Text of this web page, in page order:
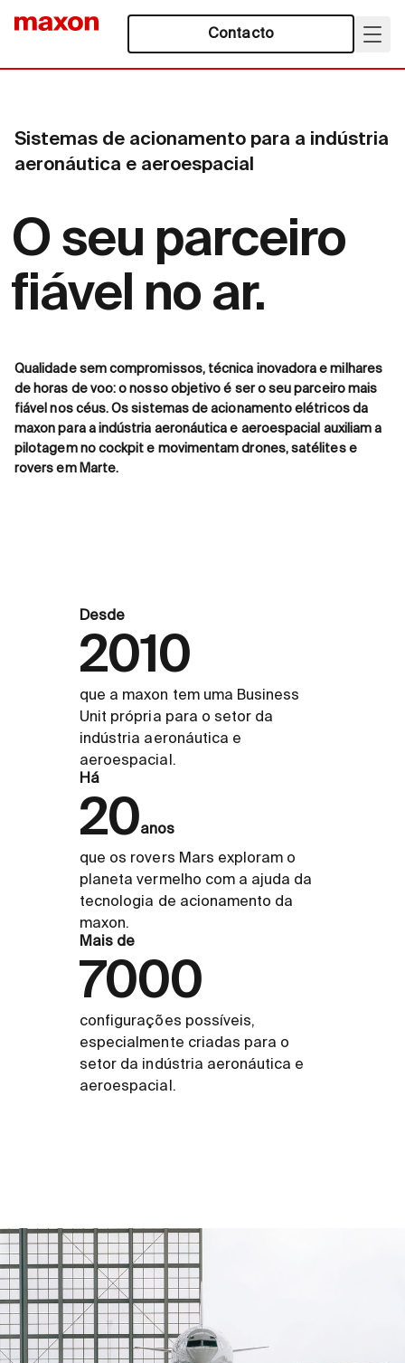
Contacto
Sistemas de acionamento para a indústria
aeronáutica e aeroespacial
O seu parceiro
fiável no ar.
Qualidade sem compromissos, técnica inovadora e milhares
de horas de voo: o nosso objetivo é ser o seu parceiro mais
fiável nos céus. Os sistemas de acionamento elétricos da
maxon para a indústria aeronáutica e aeroespacial auxiliam a
pilotagem no cockpit e movimentam drones, satélites e
rovers em Marte.
Desde
2010
que a maxon tem uma Business
Unit própria para o setor da
indústria aeronáutica e
aeroespacial.
Há
20anos
que os rovers Mars exploram o
planeta vermelho com a ajuda da
tecnologia de acionamento da
maxon.
Mais de
7000
configurações possíveis,
especialmente criadas para o
setor da indústria aeronáutica e
aeroespacial.